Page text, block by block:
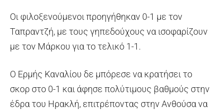
Οι φιλοξενούμενοι προηγήθηκαν 0-1 με τον
Ταπραντζή, με τους γηπεδούχους να ισοφαρίζουν
με τον Μάρκου για το τελικό 1-1.
Ο Ερμής Καναλίου δε μπόρεσε να κρατήσει το
σκορ στο 0-1 και άφησε πολύτιμους βαθμούς στην
έδρα του Ηρακλή, επιτρέποντας στην Ανθούσα να